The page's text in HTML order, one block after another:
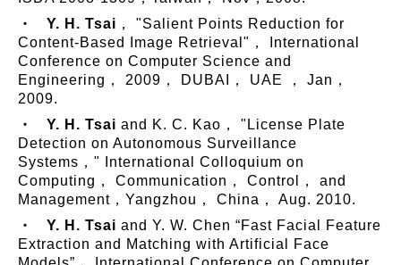
‧ Y. H. Tsai ， "Salient Points Reduction for
Content-Based Image Retrieval"， International
Conference on Computer Science and
Engineering， 2009， DUBAI， UAE ， Jan，
2009.
‧ Y. H. Tsai and K. C. Kao， "License Plate
Detection on Autonomous Surveillance
Systems，" International Colloquium on
Computing， Communication， Control， and
Management，Yangzhou， China， Aug. 2010.
‧ Y. H. Tsai and Y. W. Chen “Fast Facial Feature
Extraction and Matching with Artificial Face